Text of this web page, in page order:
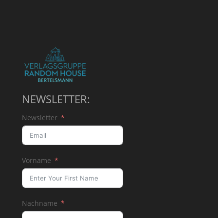
NEWSLETTER:
Newsletter
Vorname
Nachname